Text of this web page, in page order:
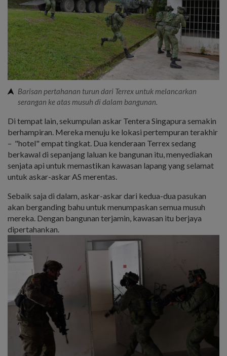
Barisan pertahanan turun dari Terrex untuk melancarkan
serangan ke atas musuh di dalam bangunan.
Di tempat lain, sekumpulan askar Tentera Singapura semakin
berhampiran. Mereka menuju ke lokasi pertempuran terakhir
– "hotel" empat tingkat. Dua kenderaan Terrex sedang
berkawal di sepanjang laluan ke bangunan itu, menyediakan
senjata api untuk memastikan kawasan lapang yang selamat
untuk askar-askar AS merentas.
Sebaik saja di dalam, askar-askar dari kedua-dua pasukan
akan berganding bahu untuk menumpaskan semua musuh
mereka. Dengan bangunan terjamin, kawasan itu berjaya
dipertahankan.